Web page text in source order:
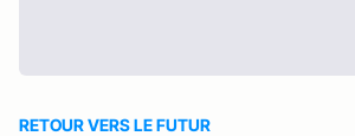
RETOUR VERS LE FUTUR